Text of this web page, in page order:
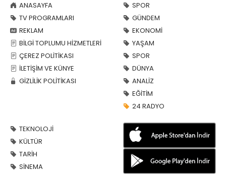
ANASAYFA
TV PROGRAMLARI
REKLAM
BİLGİ TOPLUMU HİZMETLERİ
ÇEREZ POLİTİKASI
İLETİŞİM VE KÜNYE
GİZLİLİK POLİTİKASI
SPOR
GÜNDEM
EKONOMİ
YAŞAM
SPOR
DÜNYA
ANALİZ
EĞİTİM
24 RADYO
TEKNOLOJİ
KÜLTÜR
TARİH
SİNEMA